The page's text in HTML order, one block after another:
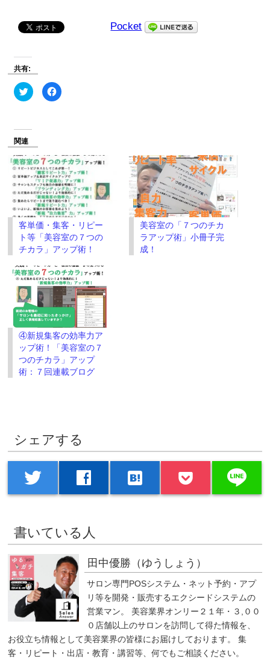
Pocket
共有:
ク
リ
Twitter
共
有
(新
し
い
ウ
ィ
ン
ド
ウ
で
開
き
ま
す)
Facebook
で
リ
ッ
ク
し
て
く
だ
さ
い
(新
し
い
ウ
ィ
ン
ド
ウ
で
開
き
ま
す)
関連
客単価・集客・リピー
ト等「美容室の７つの
チカラ」アップ術！
美容室の「７つのチカ
ラアップ術」小冊子完
成！
④新規集客の効率力ア
ップ術！「美容室の７
つのチカラ」アップ
術：７回連載ブログ
シェアする
twitter facebook hatenabookmark line
書いている人
田中優勝（ゆうしょう）
サロン専門POSシステム・ネット予約・アプ
リ等を開発・販売するエクシードシステムの
営業マン。 美容業界オンリー２１年・３,００
０店舗以上のサロンを訪問して得た情報を、
お役立ち情報として美容業界の皆様にお届けしております。 集
客・リピート・出店・教育・講習等、何でもご相談ください。